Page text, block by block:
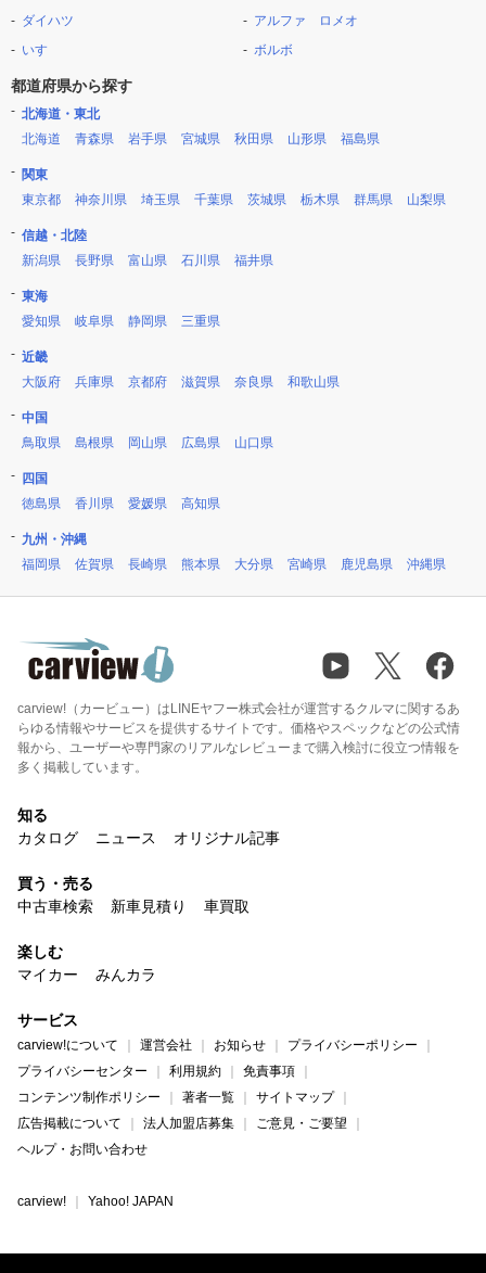
ダイハツ
いすゞ
アルファ ロメオ
ボルボ
都道府県から探す
北海道・東北
北海道
青森県 岩手県 宮城県 秋田県 山形県 福島県
関東
東京都
神奈川県 埼玉県 千葉県 茨城県 栃木県 群馬県 山梨県
信越・北陸
新潟県
長野県 富山県 石川県 福井県
東海
愛知県
岐阜県 静岡県 三重県
近畿
大阪府
兵庫県 京都府 滋賀県 奈良県 和歌山県
中国
鳥取県
島根県 岡山県 広島県 山口県
四国
徳島県
香川県 愛媛県 高知県
九州・沖縄
福岡県
佐賀県 長崎県 熊本県 大分県 宮崎県 鹿児島県 沖縄県
carview!（カービュー）はLINEヤフー株式会社が運営するクルマに関するあ
らゆる情報やサービスを提供するサイトです。価格やスペックなどの公式情
報から、ユーザーや専門家のリアルなレビューまで購入検討に役立つ情報を
多く掲載しています。
知る
カタログ
ニュース オリジナル記事
買う・売る
中古車検索
新車見積り 車買取
楽しむ
マイカー
みんカラ
サービス
carview!について 運営会社 お知らせ
プライバシーポリシー
プライバシーセンター
利用規約
免責事項
コンテンツ制作ポリシー
著者一覧
サイトマップ
広告掲載について
法人加盟店募集
ご意見・ご要望
ヘルプ・お問い合わせ
carview! Yahoo! JAPAN